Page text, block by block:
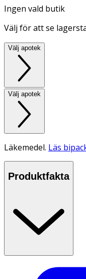
Ingen vald butik
Välj för att se
Välj apotek
Välj apotek
Läkemedel. Läs
Produktfakta